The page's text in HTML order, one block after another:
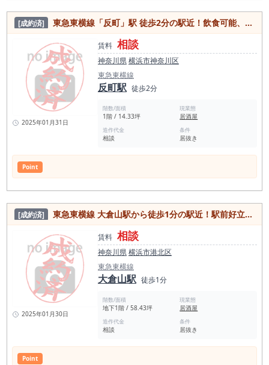
[成約済] 東急東横線「反町」駅 徒歩2分の駅近！飲食可能、居酒屋の内装残置物あり居抜き物件
2025年01月31日
賃料 相談
神奈川県横浜市神奈川区
東急東横線
反町駅 徒歩2分
階数/面積
1階 / 14.33坪
現業態
居酒屋
造作代金
相談
条件
居抜き
Point
[成約済] 東急東横線 大倉山駅から徒歩1分の駅近！駅前好立地の重飲食可能、入口シャッター・裏手に通用口あり！居酒屋店居抜き物件
2025年01月30日
賃料 相談
神奈川県横浜市港北区
東急東横線
大倉山駅 徒歩1分
階数/面積
地下1階 / 58.43坪
現業態
居酒屋
造作代金
相談
条件
居抜き
Point